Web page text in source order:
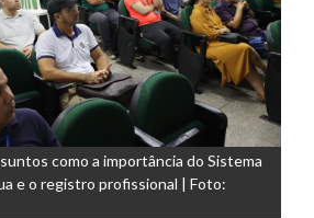
como a importância do Sistema
e o registro profissional | Foto: